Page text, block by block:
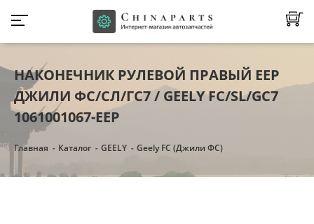
НАКОНЕЧНИК РУЛЕВОЙ ПРАВЫЙ EEP
ДЖИЛИ ФС/СЛ/ГС7 / GEELY FC/SL/GC7
1061001067-EEP
Главная Каталог GEELY Geely FC (Джили ФС)